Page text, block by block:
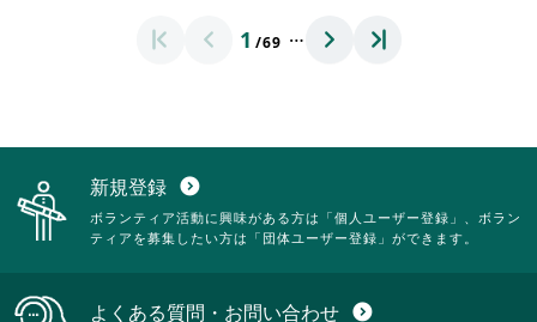
1 /69 …
新規登録 expand_circle_down
ボランティア活動に興味がある方は「個人ユーザー登録」、ボラン
ティアを募集したい方は「団体ユーザー登録」ができます。
よくある質問・お問い合わせ expand_circle_down